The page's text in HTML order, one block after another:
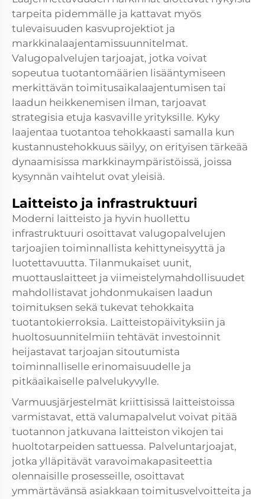
tarpeita pidemmälle ja kattavat myös
tulevaisuuden kasvuprojektiot ja
markkinalaajentamissuunnitelmat.
Valugopalvelujen tarjoajat, jotka voivat
sopeutua tuotantomäärien lisääntymiseen
merkittävän toimitusaikalaajentumisen tai
laadun heikkenemisen ilman, tarjoavat
strategisia etuja kasvaville yrityksille. Kyky
laajentaa tuotantoa tehokkaasti samalla kun
kustannustehokkuus säilyy, on erityisen tärkeää
dynaamisissa markkinaympäristöissä, joissa
kysynnän vaihtelut ovat yleisiä.
Laitteisto ja infrastruktuuri
Moderni laitteisto ja hyvin huollettu
infrastruktuuri osoittavat valugopalvelujen
tarjoajien toiminnallista kehittyneisyyttä ja
luotettavuutta. Tilanmukaiset uunit,
muottauslaitteet ja viimeistelymahdollisuudet
mahdollistavat johdonmukaisen laadun
toimituksen sekä tukevat tehokkaita
tuotantokierroksia. Laitteistopäivityksiin ja
huoltosuunnitelmiin tehtävät investoinnit
heijastavat tarjoajan sitoutumista
toiminnalliselle erinomaisuudelle ja
pitkäaikaiselle palvelukyvylle.
Varmuusjärjestelmät kriittisissä laitteistoissa
varmistavat, että valumapalvelut voivat pitää
tuotannon jatkuvana laitteiston vikojen tai
huoltotarpeiden sattuessa. Palveluntarjoajat,
jotka ylläpitävät varavoimakapasiteettia
olennaisille prosesseille, osoittavat
ymmärtävänsä asiakkaan toimitusvelvoitteita ja